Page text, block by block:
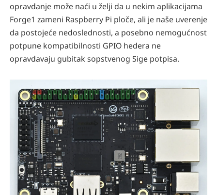
opravdanje može naći u želji da u nekim aplikacijama
Forge1 zameni Raspberry Pi ploče, ali je naše uverenje
da postojeće nedoslednosti, a posebno nemogućnost
potpune kompatibilnosti GPIO hedera ne
opravdavaju gubitak sopstvenog Sige potpisa.